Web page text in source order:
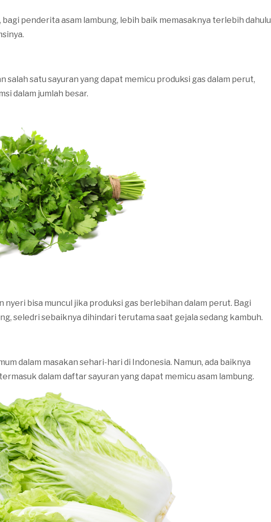
penderita asam lambung, lebih baik memasaknya terlebih dahulu
salah satu sayuran yang dapat memicu produksi gas dalam perut,
dalam jumlah besar.
nyeri bisa muncul jika produksi gas berlebihan dalam perut. Bagi
seledri sebaiknya dihindari terutama saat gejala sedang kambuh.
dalam masakan sehari-hari di Indonesia. Namun, ada baiknya
dalam daftar sayuran yang dapat memicu asam lambung.